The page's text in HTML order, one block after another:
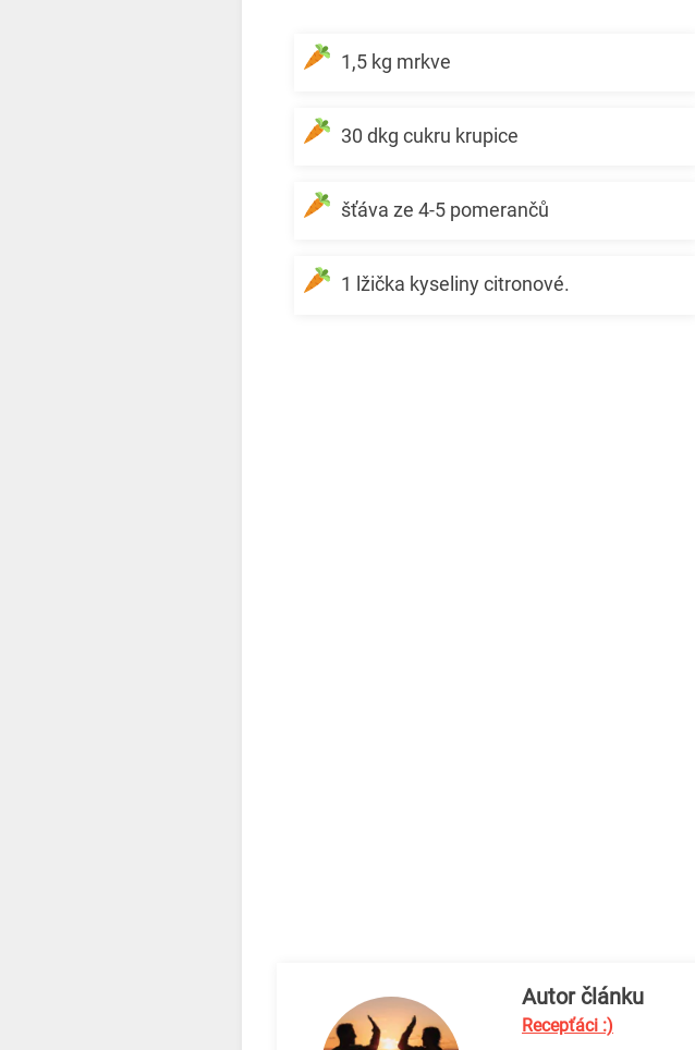
1,5 kg mrkve
30 dkg cukru krupice
šťáva ze 4-5 pomerančů
1 lžička kyseliny citronové.
Autor článku
Recepťáci :)